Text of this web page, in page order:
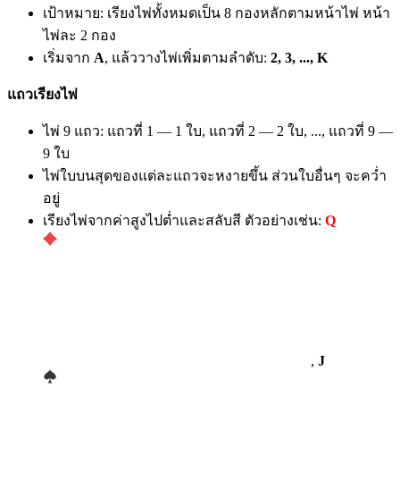
เป้าหมาย: เรียงไพ่ทั้งหมดเป็น 8 กองหลักตามหน้าไพ่ หน้า
ไพ่ละ 2 กอง
เริ่มจาก A, แล้ววางไพ่เพิ่มตามลำดับ: 2, 3, ..., K
แถวเรียงไพ่
ไพ่ 9 แถว: แถวที่ 1 — 1 ใบ, แถวที่ 2 — 2 ใบ, ..., แถวที่ 9 —
9 ใบ
ไพ่ใบบนสุดของแต่ละแถวจะหงายขึ้น ส่วนใบอื่นๆ จะคว่ำ
อยู่
เรียงไพ่จากค่าสูงไปต่ำและสลับสี ตัวอย่างเช่น: Q
, J